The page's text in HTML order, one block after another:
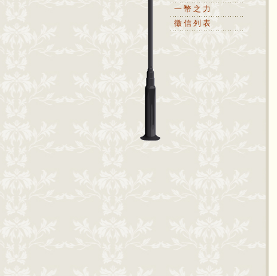
一幣之力
徵信列表